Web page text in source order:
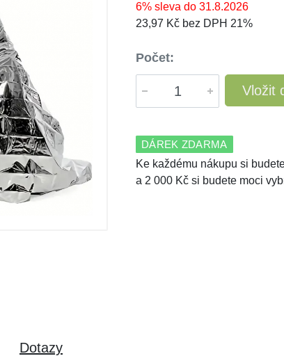
6% sleva do 31.8.2026
23,97 Kč bez DPH 21%
Počet:
Vložit
DÁREK ZDARMA
Ke každému nákupu si
a 2 000 Kč si budete moci
Dotazy